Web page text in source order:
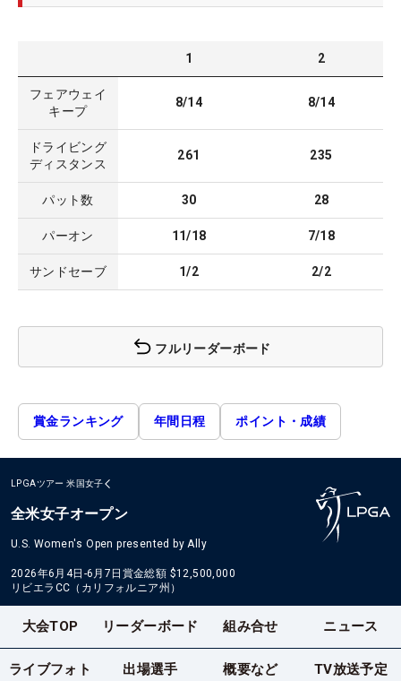
1 2
フェアウェイ
キープ
8/14 8/14
ドライビング
ディスタンス
261 235
パット数 30 28
パーオン 11/18 7/18
サンドセーブ 1/2 2/2
フルリーダーボード
賞金ランキング 年間日程 ポイント・成績
LPGAツアー 米国女子
全米女子オープン
U.S. Women's Open presented by Ally
2026年6月4日-6月7日 賞金総額 $12,500,000
リビエラCC（カリフォルニア州）
大会TOP リーダーボード 組み合せ ニュース
ライブフォト 出場選手 概要など TV放送予定